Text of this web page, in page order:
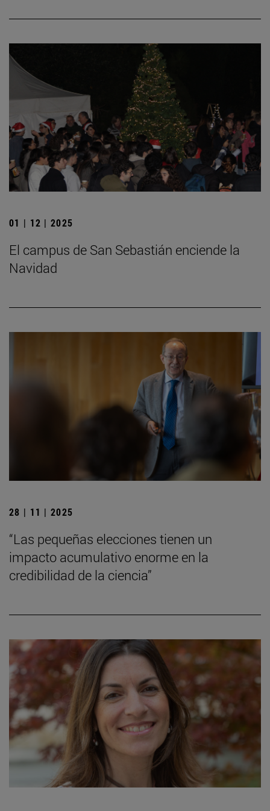
01 | 12 | 2025
El campus de San Sebastián enciende la
Navidad
28 | 11 | 2025
“Las pequeñas elecciones tienen un
impacto acumulativo enorme en la
credibilidad de la ciencia”